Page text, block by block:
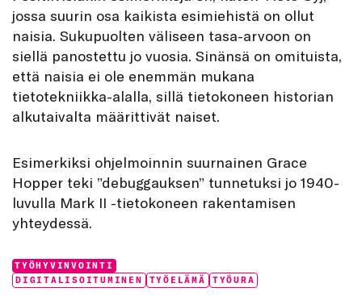
jossa suurin osa kaikista esimiehistä on ollut
naisia. Sukupuolten väliseen tasa-arvoon on
siellä panostettu jo vuosia. Sinänsä on omituista,
että naisia ei ole enemmän mukana
tietotekniikka-alalla, sillä tietokoneen historian
alkutaivalta määrittivät naiset.
Esimerkiksi ohjelmoinnin suurnainen Grace
Hopper teki ”debuggauksen” tunnetuksi jo 1940-
luvulla Mark II -tietokoneen rakentamisen
yhteydessä.
Categories:
TYÖHYVINVOINTI
Tags:
DIGITALISOITUMINEN TYÖELÄMÄ TYÖURA